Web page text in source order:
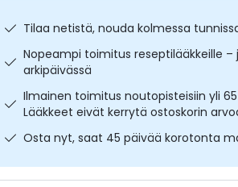
Tilaa netistä, nouda kolmessa
Nopeampi toimitus reseptilääkkeille –
arkipäivässä
Ilmainen toimitus noutopisteisiin yli
Lääkkeet eivät kerrytä ostoskorin
Osta nyt, saat 45 päivää korotonta